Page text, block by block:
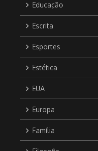
Educação
Escrita
Esportes
Estética
EUA
Europa
Família